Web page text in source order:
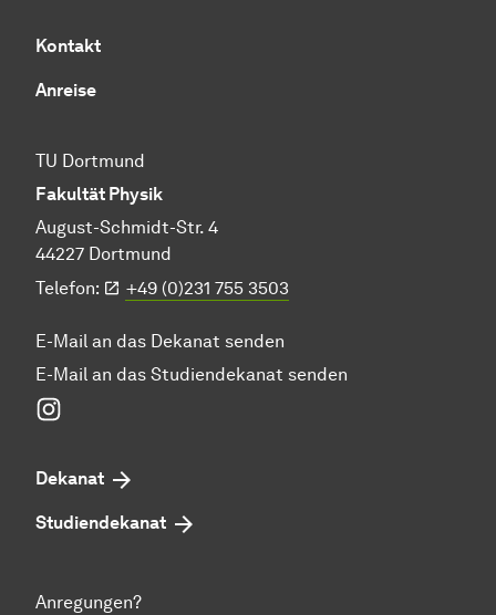
Kontakt
Anreise
TU Dortmund
Fakultät Physik
August-Schmidt-Str. 4
44227 Dortmund
Telefon:
+49 (0)231 755 3503
E-Mail an das Dekanat senden
E-Mail an das Studiendekanat senden
Dekanat
Studiendekanat
Anregungen?